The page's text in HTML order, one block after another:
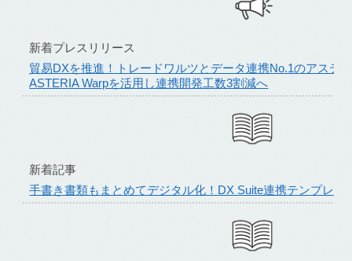
新着プレスリリース
貿易DXを推進！トレードワルツとデータ連携No.1のアステ
ASTERIA Warpを活用し連携開発工数3割減へ
新着記事
手書き書類もまとめてデジタル化！DX Suite連携テンプレー